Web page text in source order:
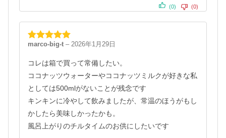
(0) (0)
5段階中5の
marco-big-t – 2026年1月29日
コレは箱で買って常備したい。
ココナッツウォーターやココナッツミルクが好きな私
としては500mlがないことが残念です
キンキンに冷やして飲みましたが、常温のほうがもし
かしたら美味しかったかも。
風呂上がりのチルタイムのお供にしたいです